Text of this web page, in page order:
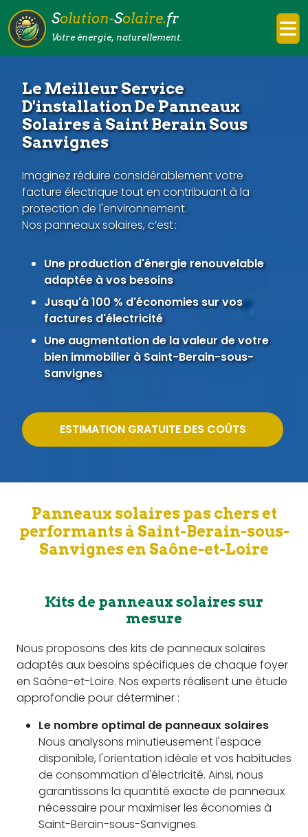
Solution-Solaire.fr
Votre énergie, naturellement.
Le Meilleur Service
D'installation De Panneaux
Solaires à Saint Berain Sous
Sanvignes
Imaginez réduire considérablement votre
facture électrique tout en contribuant à la
protection de l'environnement.
Nos panneaux solaires, c’est :
Une production d'énergie renouvelable
adaptée à vos besoins
Jusqu'à 100 % d'économies sur vos
factures d'électricité
Une augmentation de la valeur de votre
bien immobilier à Saint-Berain-sous-
Sanvignes
ESTIMATION GRATUITE DES COÛTS
Panneaux solaires pas chers et
performants à Saint-Berain-sous-
Sanvignes en Saône-et-Loire
Kits de panneaux solaires sur
mesure
Nous proposons des kits de panneaux solaires
adaptés aux besoins spécifiques de chaque foyer
en Saône-et-Loire. Nos experts réalisent une étude
approfondie pour déterminer :
Le nombre optimal de panneaux solaires
Nous analysons minutieusement l'espace
disponible, l'orientation idéale et vos habitudes
de consommation d'électricité. Ainsi, nous
garantissons la quantité exacte de panneaux
nécessaire pour maximiser les économies à
Saint-Berain-sous-Sanvignes.